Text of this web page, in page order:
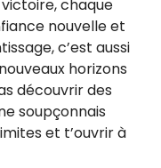
chaque
nouvelle et
c’est aussi
horizons
découvrir des
soupçonnais
et t’ouvrir à